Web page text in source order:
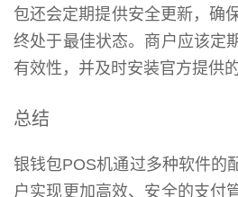
包还会定期提供安全更新，确
终处于最佳状态。商户应该定
有效性，并及时安装官方提供
总结
银钱包POS机通过多种软件的
户实现更加高效、安全的支付